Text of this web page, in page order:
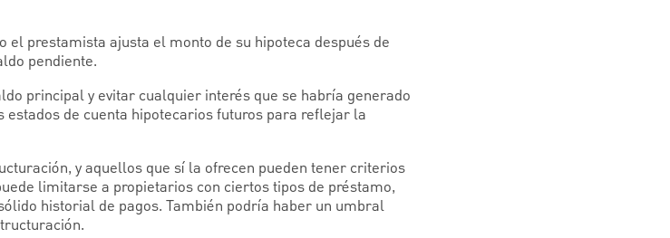
el prestamista ajusta el monto de su hipoteca después de
pendiente.
principal y evitar cualquier interés que se habría generado
de cuenta hipotecarios futuros para reflejar la
y aquellos que sí la ofrecen pueden tener criterios
limitarse a propietarios con ciertos tipos de préstamo,
historial de pagos. También podría haber un umbral